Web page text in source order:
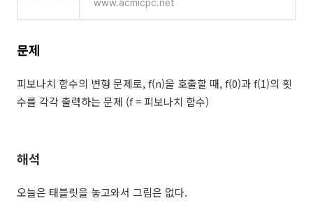
www.acmicpc.net
문제
피보나치 함수의 변형 문제로, f(n)을 호출할 때, f(0)과 f(1)의 횟
수를 각각 출력하는 문제 (f = 피보나치 함수)
해석
오늘은 태블릿을 놓고와서 그림은 없다.